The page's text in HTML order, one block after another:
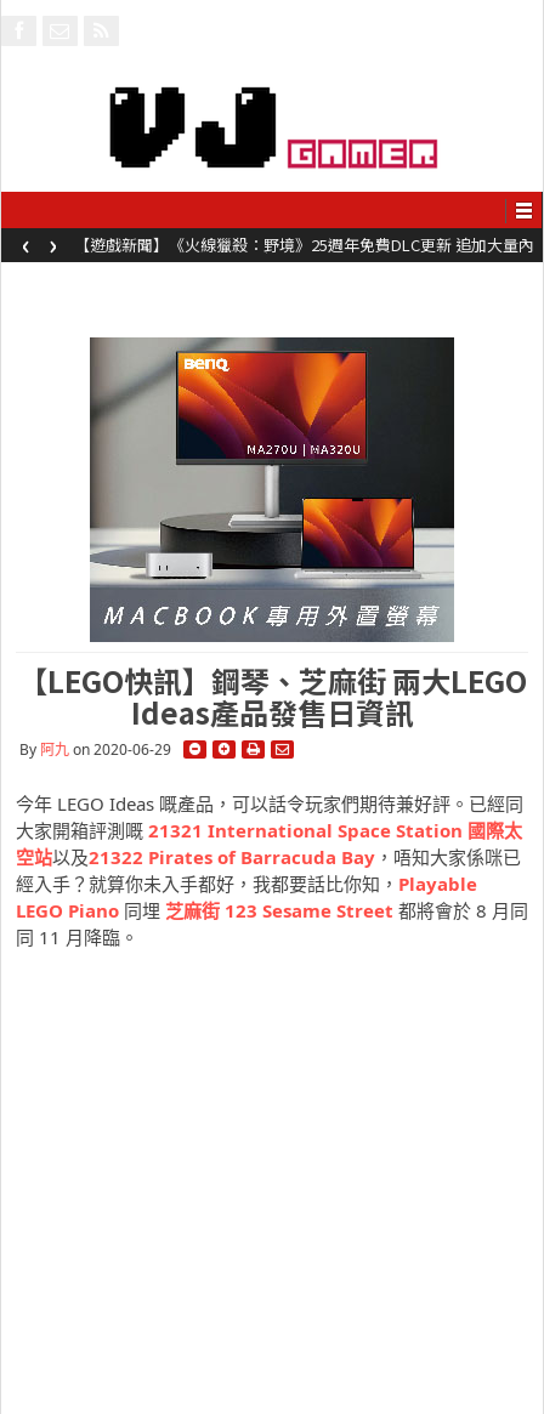
【遊戲新聞】《火線獵殺：野境》25週年免費DLC更新 追加大量內
容同時系舊作限時超平價折扣
‹ ›
【LEGO快訊】鋼琴、芝麻街 兩大LEGO
Ideas產品發售日資訊
By 阿九on 2020-06-29
今年 LEGO Ideas 嘅產品，可以話令玩家們期待兼好評。已經同
大家開箱評測嘅 21321 International Space Station 國際太
空站以及21322 Pirates of Barracuda Bay ，唔知大家係咪已
經入手？就算你未入手都好，我都要話比你知， Playable
LEGO Piano 同埋 芝麻街 123 Sesame Street 都將會於 8 月同
同 11 月降臨。